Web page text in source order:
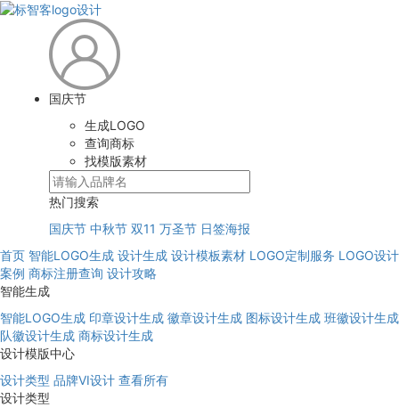
国庆节
生成LOGO
查询商标
找模版素材
热门搜索
国庆节 中秋节 双11 万圣节 日签海报
首页 智能LOGO生成 设计生成 设计模板素材 LOGO定制服务 LOGO设计
案例 商标注册查询 设计攻略
智能生成
智能LOGO生成 印章设计生成 徽章设计生成 图标设计生成 班徽设计生成
队徽设计生成 商标设计生成
设计模版中心
设计类型 品牌VI设计 查看所有
设计类型